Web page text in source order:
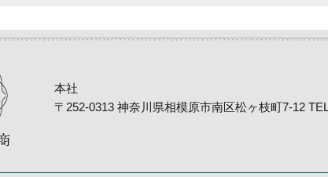
本社
〒252-0313 神奈川県相模原市南区松ヶ枝町7-12